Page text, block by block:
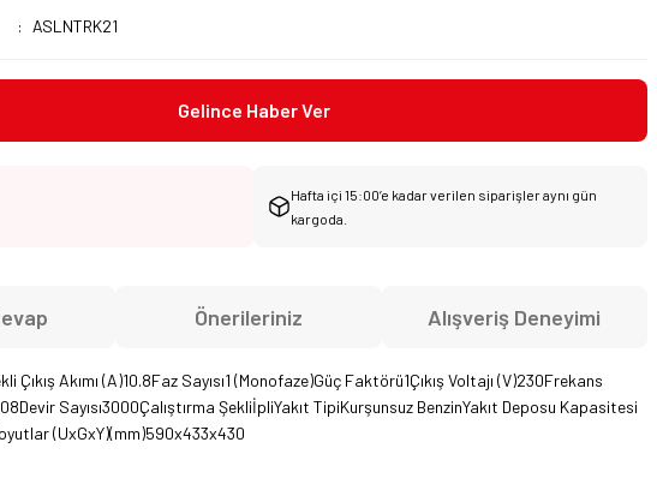
ASLNTRK21
Gelince Haber Ver
Hafta içi 15:00’e kadar verilen siparişler aynı gün
kargoda.
Önerileriniz Alışveriş Deneyimi
Akımı (A)10.8Faz Sayısı1 (Monofaze)Güç Faktörü1Çıkış Voltajı (V)230Frekans
Sayısı3000Çalıştırma ŞekliİpliYakıt TipiKurşunsuz BenzinYakıt Deposu Kapasitesi
(UxGxY)(mm)590x433x430